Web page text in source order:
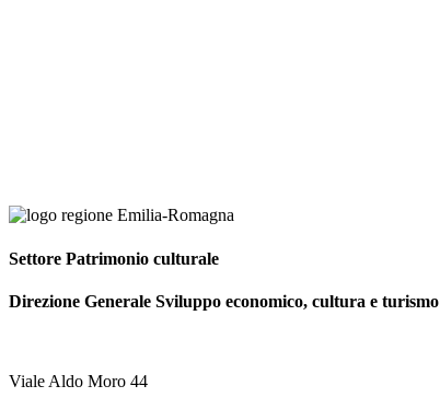
Settore Patrimonio culturale
Direzione Generale Sviluppo economico, cultura e turismo
Viale Aldo Moro 44